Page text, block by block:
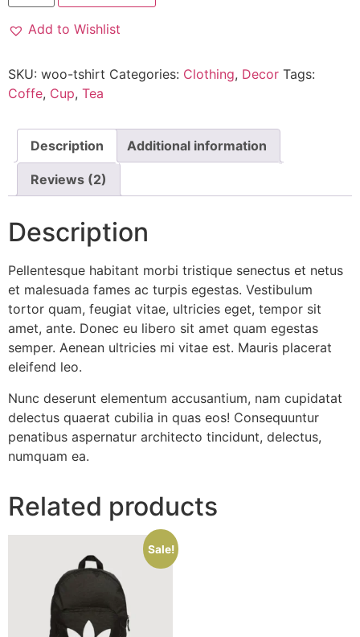
Add to Wishlist
SKU: woo-tshirt Categories: Clothing, Decor Tags:
Coffe, Cup, Tea
Description Additional information
Reviews (2)
Description
Pellentesque habitant morbi tristique senectus et netus
et malesuada fames ac turpis egestas. Vestibulum
tortor quam, feugiat vitae, ultricies eget, tempor sit
amet, ante. Donec eu libero sit amet quam egestas
semper. Aenean ultricies mi vitae est. Mauris placerat
eleifend leo.
Nunc deserunt elementum accusantium, nam cupidatat
delectus quaerat cubilia in quas eos! Consequuntur
penatibus aspernatur architecto tincidunt, delectus,
numquam ea.
Related products
Sale!